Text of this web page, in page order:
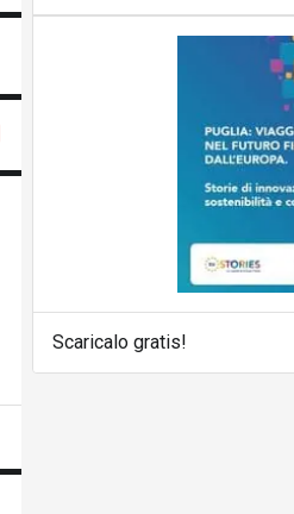
Scaricalo gratis!